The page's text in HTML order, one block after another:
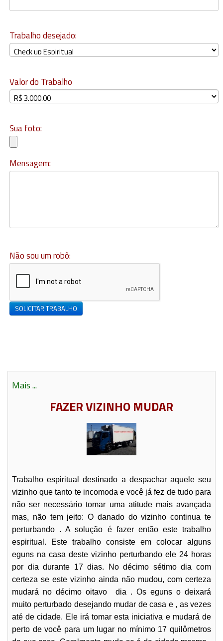
Trabalho desejado:
Valor do Trabalho
Sua foto:
Mensagem:
Não sou um robô:
SOLICITAR TRABALHO
Mais ...
FAZER VIZINHO MUDAR
Trabalho espiritual destinado a despachar aquele seu
vizinho que tanto te incomoda e você já fez de tudo para
não ser necessário tomar uma atitude mais avançada
mas, não tem jeito: O danado do vizinho continua te
perturbando . A solução é fazer então este trabalho
espiritual. Este trabalho consiste em colocar alguns
eguns na casa deste vizinho perturbando ele 24 horas
por dia durante 17 dias. No décimo sétimo dia com
certeza se este vizinho ainda não mudou, com certeza
mudará no décimo oitavo dia . Os eguns o deixará
muito perturbado desejando mudar de casa e , as vezes
até de cidade. Ele irá tomar esta iniciativa e mudará de
perto de você para um lugar no mínimo 17 quilômetros